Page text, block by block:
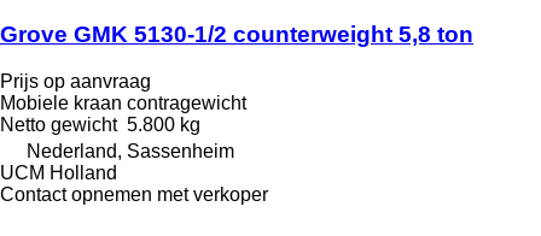
Grove GMK 5130-1/2 counterweight 5,8 ton
Prijs op aanvraag
Mobiele kraan contragewicht
Netto gewicht 5.800 kg
Nederland, Sassenheim
UCM Holland
Contact opnemen met verkoper